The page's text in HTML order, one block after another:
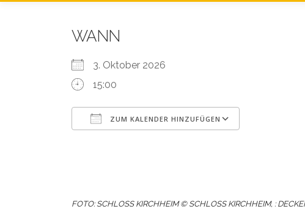
WANN
3. Oktober 2026
15:00
ZUM KALENDER HINZUFÜGEN
FOTO: SCHLOSS KIRCHHEIM © SCHLOSS KIRCHHEIM, :